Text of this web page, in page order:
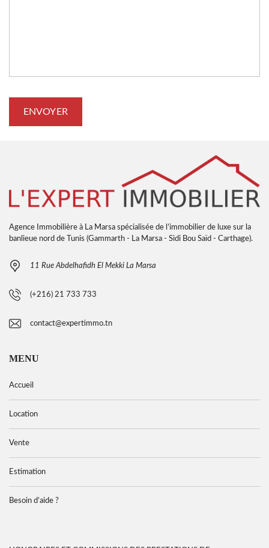
Agence Immobilière à La Marsa spécialisée de l’immobilier de luxe sur la
banlieue nord de Tunis (Gammarth - La Marsa - Sidi Bou Saïd - Carthage).
11 Rue Abdelhafidh El Mekki La Marsa
(+216) 21 733 733
contact@expertimmo.tn
MENU
Accueil
Location
Vente
Estimation
Besoin d’aide ?